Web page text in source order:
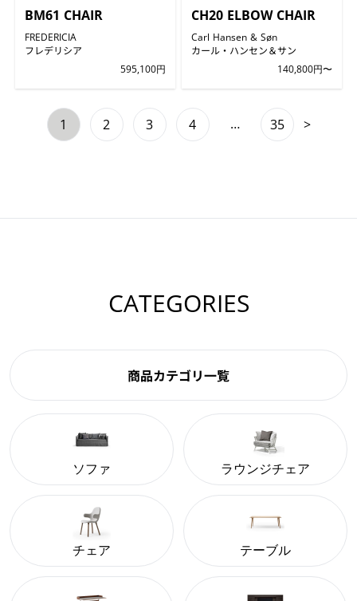
BM61 CHAIR
FREDERICIA
フレデリシア
595,100円
CH20 ELBOW CHAIR
Carl Hansen & Søn
カール・ハンセン＆サン
140,800円〜
1 2 3 4 … 35 >
CATEGORIES
商品カテゴリ一覧
ソファ ラウンジチェア
チェア テーブル